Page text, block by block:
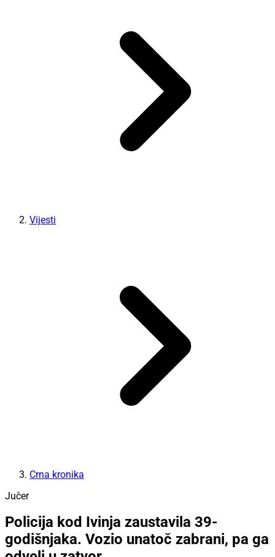
Vijesti
Crna kronika
Jučer
Policija kod Ivinja zaustavila 39-
godišnjaka. Vozio unatoč zabrani, pa ga